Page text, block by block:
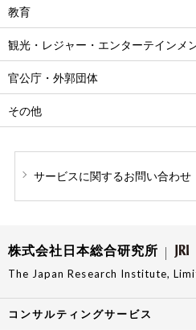
教育
観光・レジャー・エンターテインメ
官公庁・外郭団体
その他
サービスに関するお問い合わせ
株式会社日本総合研究所
The Japan Research Institute,
コンサルティングサービス